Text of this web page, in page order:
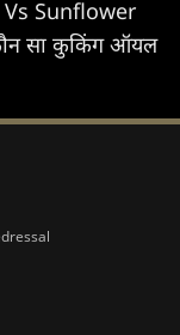
Sunflower
सा कुकिंग ऑयल